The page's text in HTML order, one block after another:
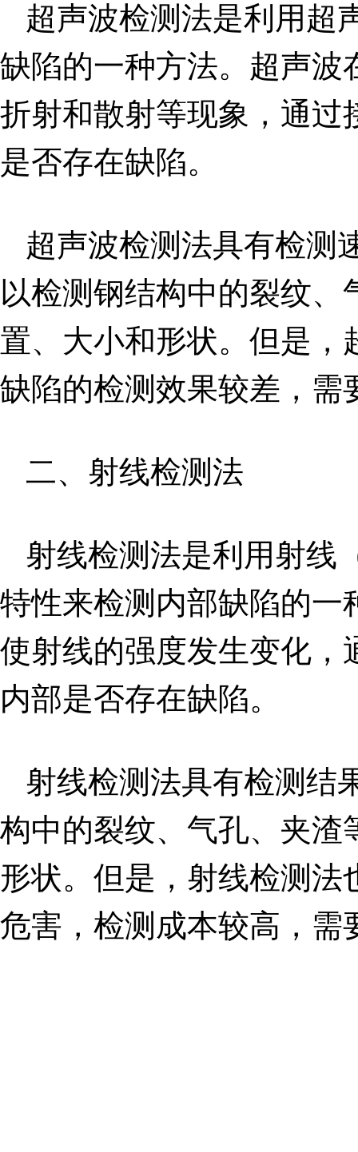
超声波检测法是利用超
缺陷的一种方法。超声波
折射和散射等现象，通过
是否存在缺陷。
超声波检测法具有检测
以检测钢结构中的裂纹
置、大小和形状。但是，
缺陷的检测效果较差，需
二、射线检测法
射线检测法是利用射线
特性来检测内部缺陷的一
使射线的强度发生变化，
内部是否存在缺陷。
射线检测法具有检测结
构中的裂纹、气孔、夹渣
形状。但是，射线检测
危害，检测成本较高，需